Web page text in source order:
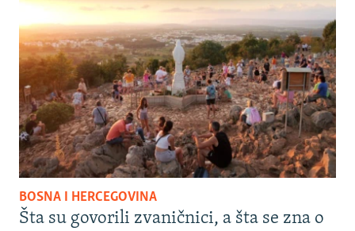
BOSNA I HERCEGOVINA
Šta su govorili zvaničnici, a šta se zna o